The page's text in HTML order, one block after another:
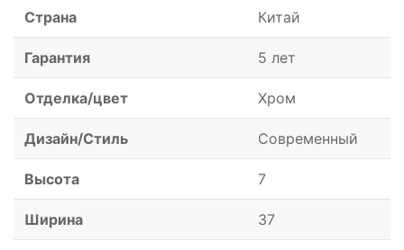
Страна Китай
Гарантия 5 лет
Отделка/цвет Хром
Дизайн/Стиль Современный
Высота 7
Ширина 37